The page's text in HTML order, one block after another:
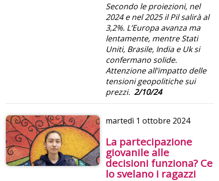
Secondo le proiezioni, nel
2024 e nel 2025 il Pil salirà al
3,2%. L’Europa avanza ma
lentamente, mentre Stati
Uniti, Brasile, India e Uk si
confermano solide.
Attenzione all’impatto delle
tensioni geopolitiche sui
prezzi. 2/10/24
martedì 1 ottobre 2024
La partecipazione
giovanile alle
decisioni funziona? Ce
lo svelano i ragazzi